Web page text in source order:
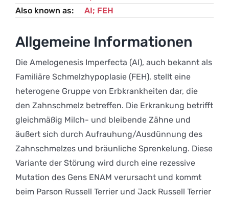
Also known as
AI; FEH
Allgemeine Informationen
Die Amelogenesis Imperfecta (AI), auch bekannt als
Familiäre Schmelzhypoplasie (FEH), stellt eine
heterogene Gruppe von Erbkrankheiten dar, die
den Zahnschmelz betreffen. Die Erkrankung betrifft
gleichmäßig Milch- und bleibende Zähne und
äußert sich durch Aufrauhung/Ausdünnung des
Zahnschmelzes und bräunliche Sprenkelung. Diese
Variante der Störung wird durch eine rezessive
Mutation des Gens ENAM verursacht und kommt
beim Parson Russell Terrier und Jack Russell Terrier